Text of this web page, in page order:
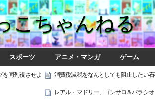
こちゃんねる
スポーツ アニメ・マンガ ゲーム
を同列視させよ
消費税減税をなんとしても阻止したい
レアル・マドリー、ゴンサロ＆パラシ